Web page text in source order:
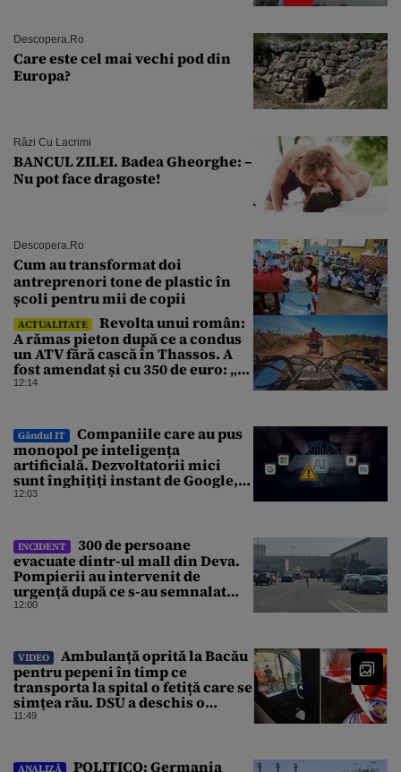
Descopera.ro
Care este cel mai vechi pod din
Europa?
Râzi Cu Lacrimi
BANCUL ZILEI. Badea Gheorghe: –
Nu pot face dragoste!
Descopera.ro
Cum au transformat doi
antreprenori tone de plastic în
școli pentru mii de copii
ACTUALITATE
Revolta unui român:
A rămas pieton după ce a condus
un ATV fără cască în Thassos. A
fost amendat și cu 350 de euro: „Vi
se pare normal?”
12:14
Gândul IT
Companiile care au pus
monopol pe inteligența
artificială. Dezvoltatorii mici
sunt înghițiți instant de Google,
Amazon sau Microsoft
12:03
INCIDENT
300 de persoane
evacuate dintr-ul mall din Deva.
Pompierii au intervenit de
urgență după ce s-au semnalat
degajări mari de fum
12:00
VIDEO
Ambulanță oprită la Bacău
pentru pepeni în timp ce
transporta la spital o fetiță care se
simțea rău. DSU a deschis o
anchetă
11:49
ANALIZĂ
POLITICO: Germania